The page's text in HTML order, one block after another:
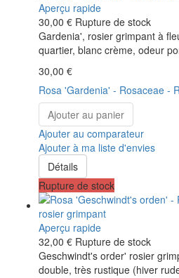
Aperçu rapide
30,00 € Rupture de stock
Gardenia', rosier grimpant à
quartier, blanc crème, odeur
30,00 €
Rosa 'Gardenia' - Rosaceae -
Ajouter au panier
Ajouter au comparateur
Ajouter à ma liste d'envies
Détails
Rupture de stock
Aperçu rapide
32,00 € Rupture de stock
Geschwindt's order' rosier
double, très rustique (hiver